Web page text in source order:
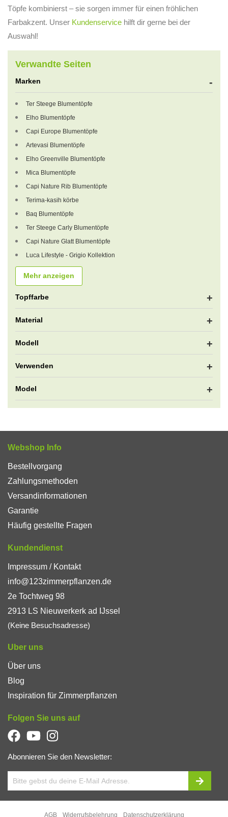
Töpfe kombinierst – sie sorgen immer für einen fröhlichen
Farbakzent. Unser Kundenservice hilft dir gerne bei der
Auswahl!
Verwandte Seiten
Marken
Ter Steege Blumentöpfe
Elho Blumentöpfe
Capi Europe Blumentöpfe
Artevasi Blumentöpfe
Elho Greenville Blumentöpfe
Mica Blumentöpfe
Capi Nature Rib Blumentöpfe
Terima-kasih körbe
Baq Blumentöpfe
Ter Steege Carly Blumentöpfe
Capi Nature Glatt Blumentöpfe
Luca Lifestyle - Grigio Kollektion
Mehr anzeigen
Topffarbe
Material
Modell
Verwenden
Model
Webshop Info
Bestellvorgang
Zahlungsmethoden
Versandinformationen
Garantie
Häufig gestellte Fragen
Kundendienst
Impressum / Kontakt
info@123zimmerpflanzen.de
2e Tochtweg 98
2913 LS Nieuwerkerk ad IJssel
(Keine Besuchsadresse)
Uber uns
Über uns
Blog
Inspiration für Zimmerpflanzen
Folgen Sie uns auf
Abonnieren Sie den Newsletter:
AGB Widerrufsbelehrung Datenschutzerklärung